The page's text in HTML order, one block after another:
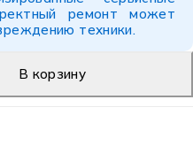
ремонт может
техники.
В корзину